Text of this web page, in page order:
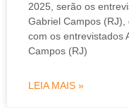
2025, serão os
Gabriel Campos
com os entrevistados
Campos (RJ)
LEIA MAIS »